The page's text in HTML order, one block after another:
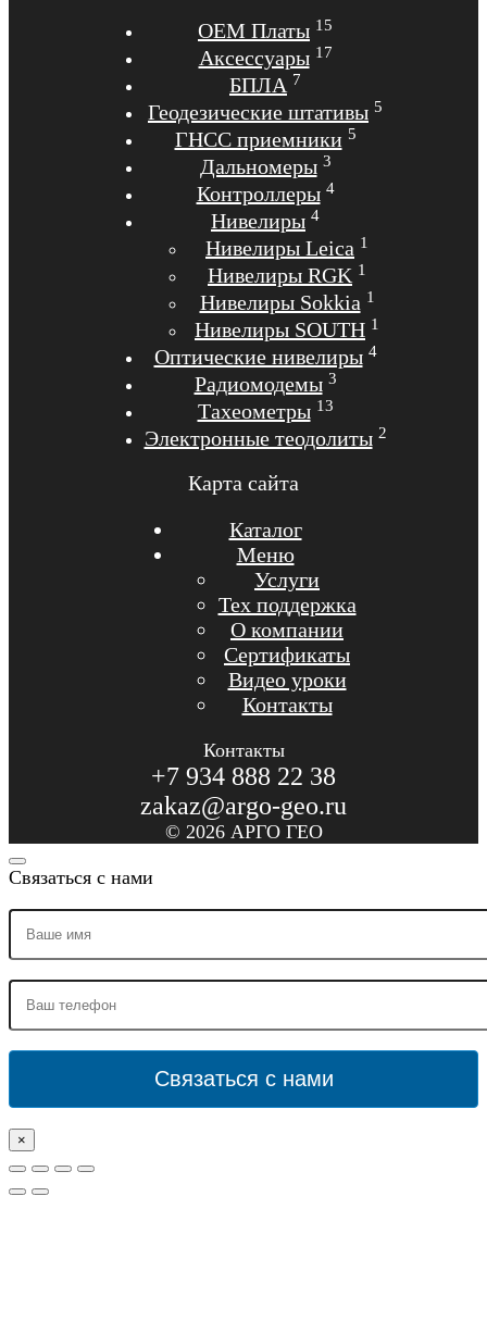
OEM Платы 15
Аксессуары 17
БПЛА 7
Геодезические штативы 5
ГНСС приемники 5
Дальномеры 3
Контроллеры 4
Нивелиры 4
Нивелиры Leica 1
Нивелиры RGK 1
Нивелиры Sokkia 1
Нивелиры SOUTH 1
Оптические нивелиры 4
Радиомодемы 3
Тахеометры 13
Электронные теодолиты 2
Карта сайта
Каталог
Меню
Услуги
Тех поддержка
О компании
Сертификаты
Видео уроки
Контакты
Контакты
+7 934 888 22 38
zakaz@argo-geo.ru
© 2026 АРГО ГЕО
Связаться с нами
×